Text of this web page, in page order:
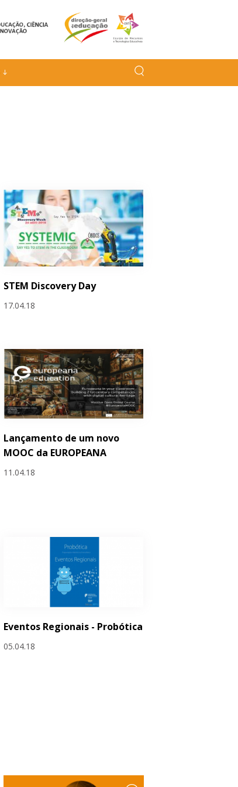
STEM Discovery Day
17.04.18
Lançamento de um novo
MOOC da EUROPEANA
11.04.18
Eventos Regionais - Probótica
05.04.18